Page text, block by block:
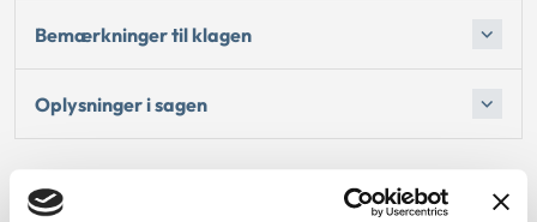
Bemærkninger til klagen
Oplysninger i sagen